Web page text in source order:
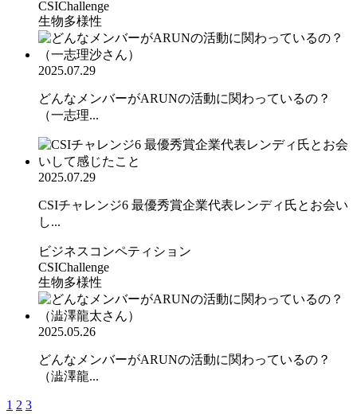
CSIChallenge
生物多様性
2025.07.29
どんなメンバーがARUNの活動に関わっているの？
（一志理...
2025.07.29
CSIチャレンジ6 最優秀賞企業代表レンディ氏とお会い
し...
ビジネスコンペティション
CSIChallenge
生物多様性
2025.05.26
どんなメンバーがARUNの活動に関わっているの？
（澁澤龍...
1 2 3